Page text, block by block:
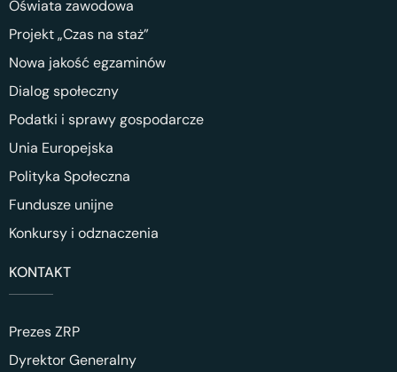
Oświata zawodowa
Projekt „Czas na staż”
Nowa jakość egzaminów
Dialog społeczny
Podatki i sprawy gospodarcze
Unia Europejska
Polityka Społeczna
Fundusze unijne
Konkursy i odznaczenia
KONTAKT
Prezes ZRP
Dyrektor Generalny